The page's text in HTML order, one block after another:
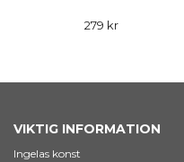
279 kr
VIKTIG INFORMATION
Ingelas konst